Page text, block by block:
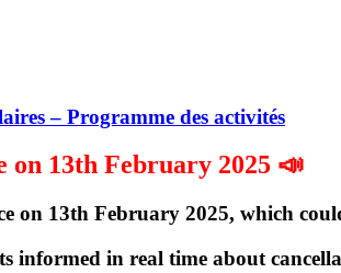
– Programme des activités
on 13th February 2025 📣
on 13th February 2025, which
informed in real time about